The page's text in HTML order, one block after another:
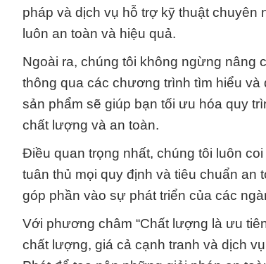
pháp và dịch vụ hỗ trợ kỹ thuật
luôn an toàn và hiệu quả.
Ngoài ra, chúng tôi không ngừng nâng
thông qua các chương trình tìm hiểu
sản phẩm sẽ giúp bạn tối ưu hóa quy
chất lượng và an toàn.
Điều quan trọng nhất, chúng tôi luôn
tuân thủ mọi quy định và tiêu chuẩn an
góp phần vào sự phát triển của các
Với phương châm “Chất lượng là ưu
chất lượng, giá cả cạnh tranh và dịch